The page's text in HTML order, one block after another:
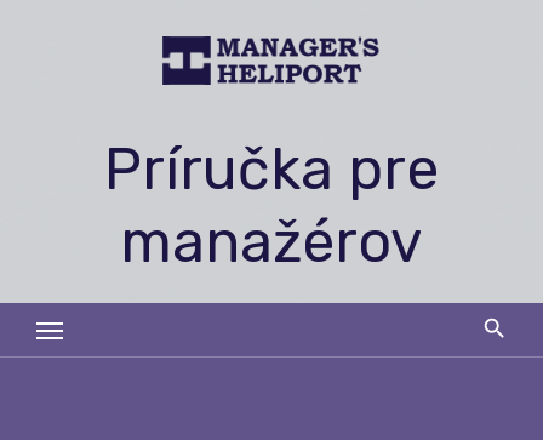
Príručka pre
manažérov